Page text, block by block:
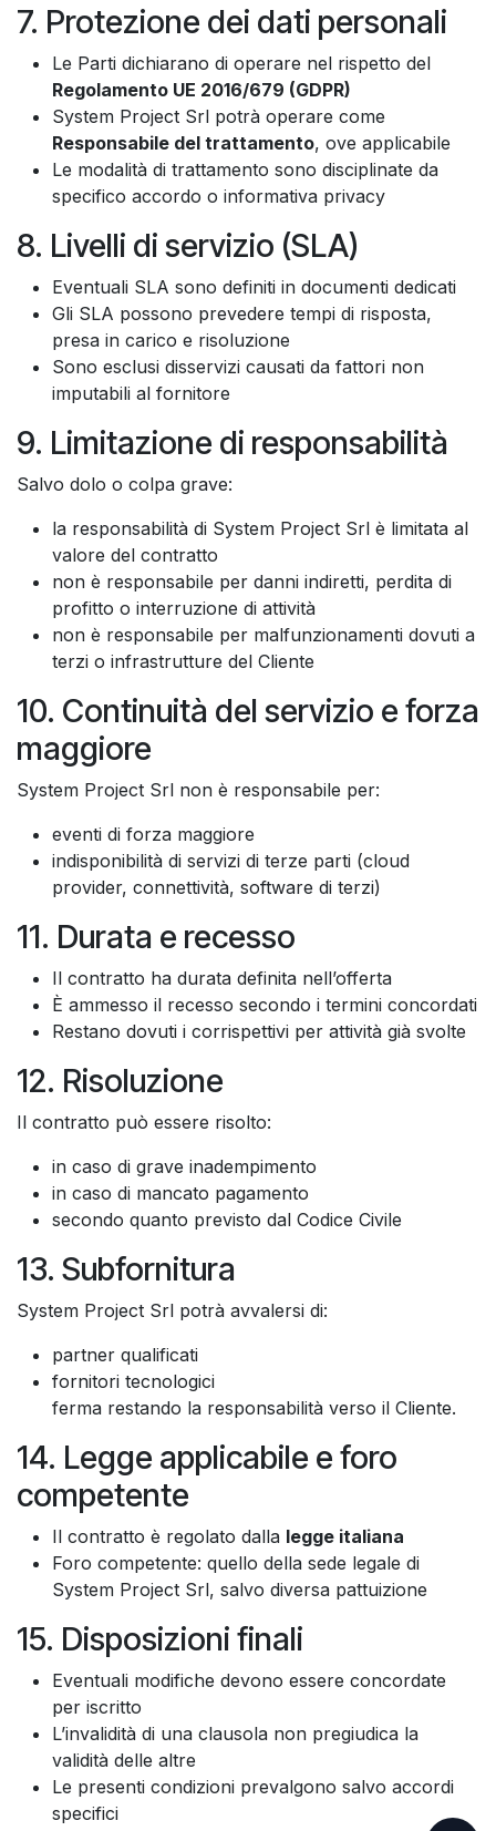
7. Protezione dei dati personali
Le Parti dichiarano di operare nel rispetto del
Regolamento UE 2016/679 (GDPR)
System Project Srl potrà operare come
Responsabile del trattamento, ove applicabile
Le modalità di trattamento sono disciplinate da
specifico accordo o informativa privacy
8. Livelli di servizio (SLA)
Eventuali SLA sono definiti in documenti dedicati
Gli SLA possono prevedere tempi di risposta,
presa in carico e risoluzione
Sono esclusi disservizi causati da fattori non
imputabili al fornitore
9. Limitazione di responsabilità
Salvo dolo o colpa grave:
la responsabilità di System Project Srl è limitata al
valore del contratto
non è responsabile per danni indiretti, perdita di
profitto o interruzione di attività
non è responsabile per malfunzionamenti dovuti a
terzi o infrastrutture del Cliente
10. Continuità del servizio e forza
maggiore
System Project Srl non è responsabile per:
eventi di forza maggiore
indisponibilità di servizi di terze parti (cloud
provider, connettività, software di terzi)
11. Durata e recesso
Il contratto ha durata definita nell’offerta
È ammesso il recesso secondo i termini concordati
Restano dovuti i corrispettivi per attività già svolte
12. Risoluzione
Il contratto può essere risolto:
in caso di grave inadempimento
in caso di mancato pagamento
secondo quanto previsto dal Codice Civile
13. Subfornitura
System Project Srl potrà avvalersi di:
partner qualificati
fornitori tecnologici
ferma restando la responsabilità verso il Cliente.
14. Legge applicabile e foro
competente
Il contratto è regolato dalla legge italiana
Foro competente: quello della sede legale di
System Project Srl, salvo diversa pattuizione
15. Disposizioni finali
Eventuali modifiche devono essere concordate
per iscritto
L’invalidità di una clausola non pregiudica la
validità delle altre
Le presenti condizioni prevalgono salvo accordi
specifici